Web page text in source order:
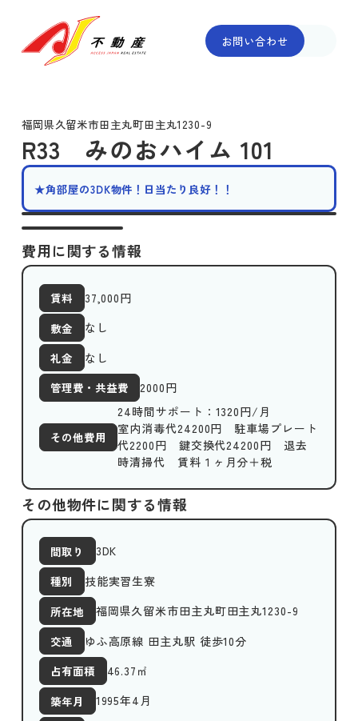
お問い合わせ
福岡県久留米市田主丸町田主丸1230-9
R33 みのおハイム 101
★角部屋の3DK物件！日当たり良好！！
費用に関する情報
賃料 37,000円
敷金
なし
礼金
なし
管理費・共益費
2000円
その他費用
24時間サポート：1320円/月
室内消毒代24200円 駐車場プレート
代2200円 鍵交換代24200円 退去
時清掃代 賃料１ヶ月分＋税
その他物件に関する情報
間取り
3DK
種別
技能実習生寮
所在地
福岡県久留米市田主丸町田主丸1230-9
交通
ゆふ高原線 田主丸駅 徒歩10分
占有面積
46.37 ㎡
築年月
1995年4月